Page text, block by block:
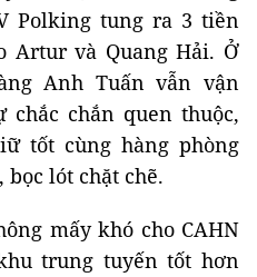
Polking tung ra 3 tiền
Artur và Quang Hải. Ở
Anh Tuấn vẫn vận
chắn quen thuộc,
tốt cùng hàng phòng
lót chặt chẽ.
mấy khó cho CAHN
trung tuyến tốt hơn